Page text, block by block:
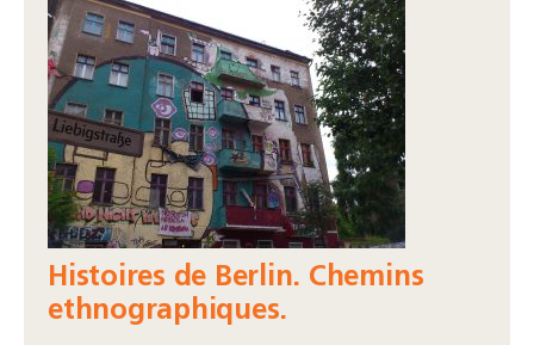
Histoires de Berlin. Chemins
ethnographiques.